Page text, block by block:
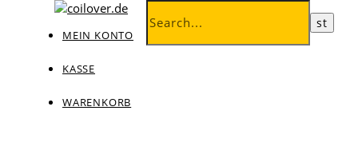
MEIN KONTO
KASSE
WARENKORB